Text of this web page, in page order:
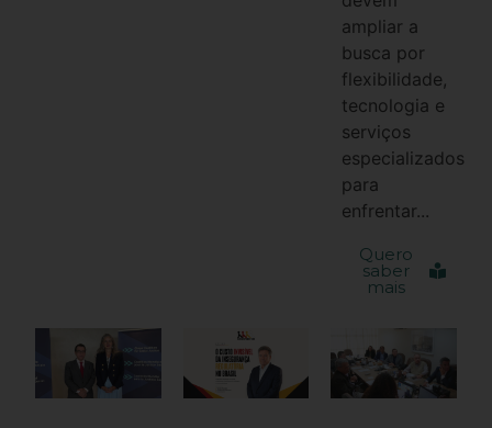
ampliar a
busca por
flexibilidade,
tecnologia e
serviços
especializados
para
enfrentar...
Quero
saber
mais